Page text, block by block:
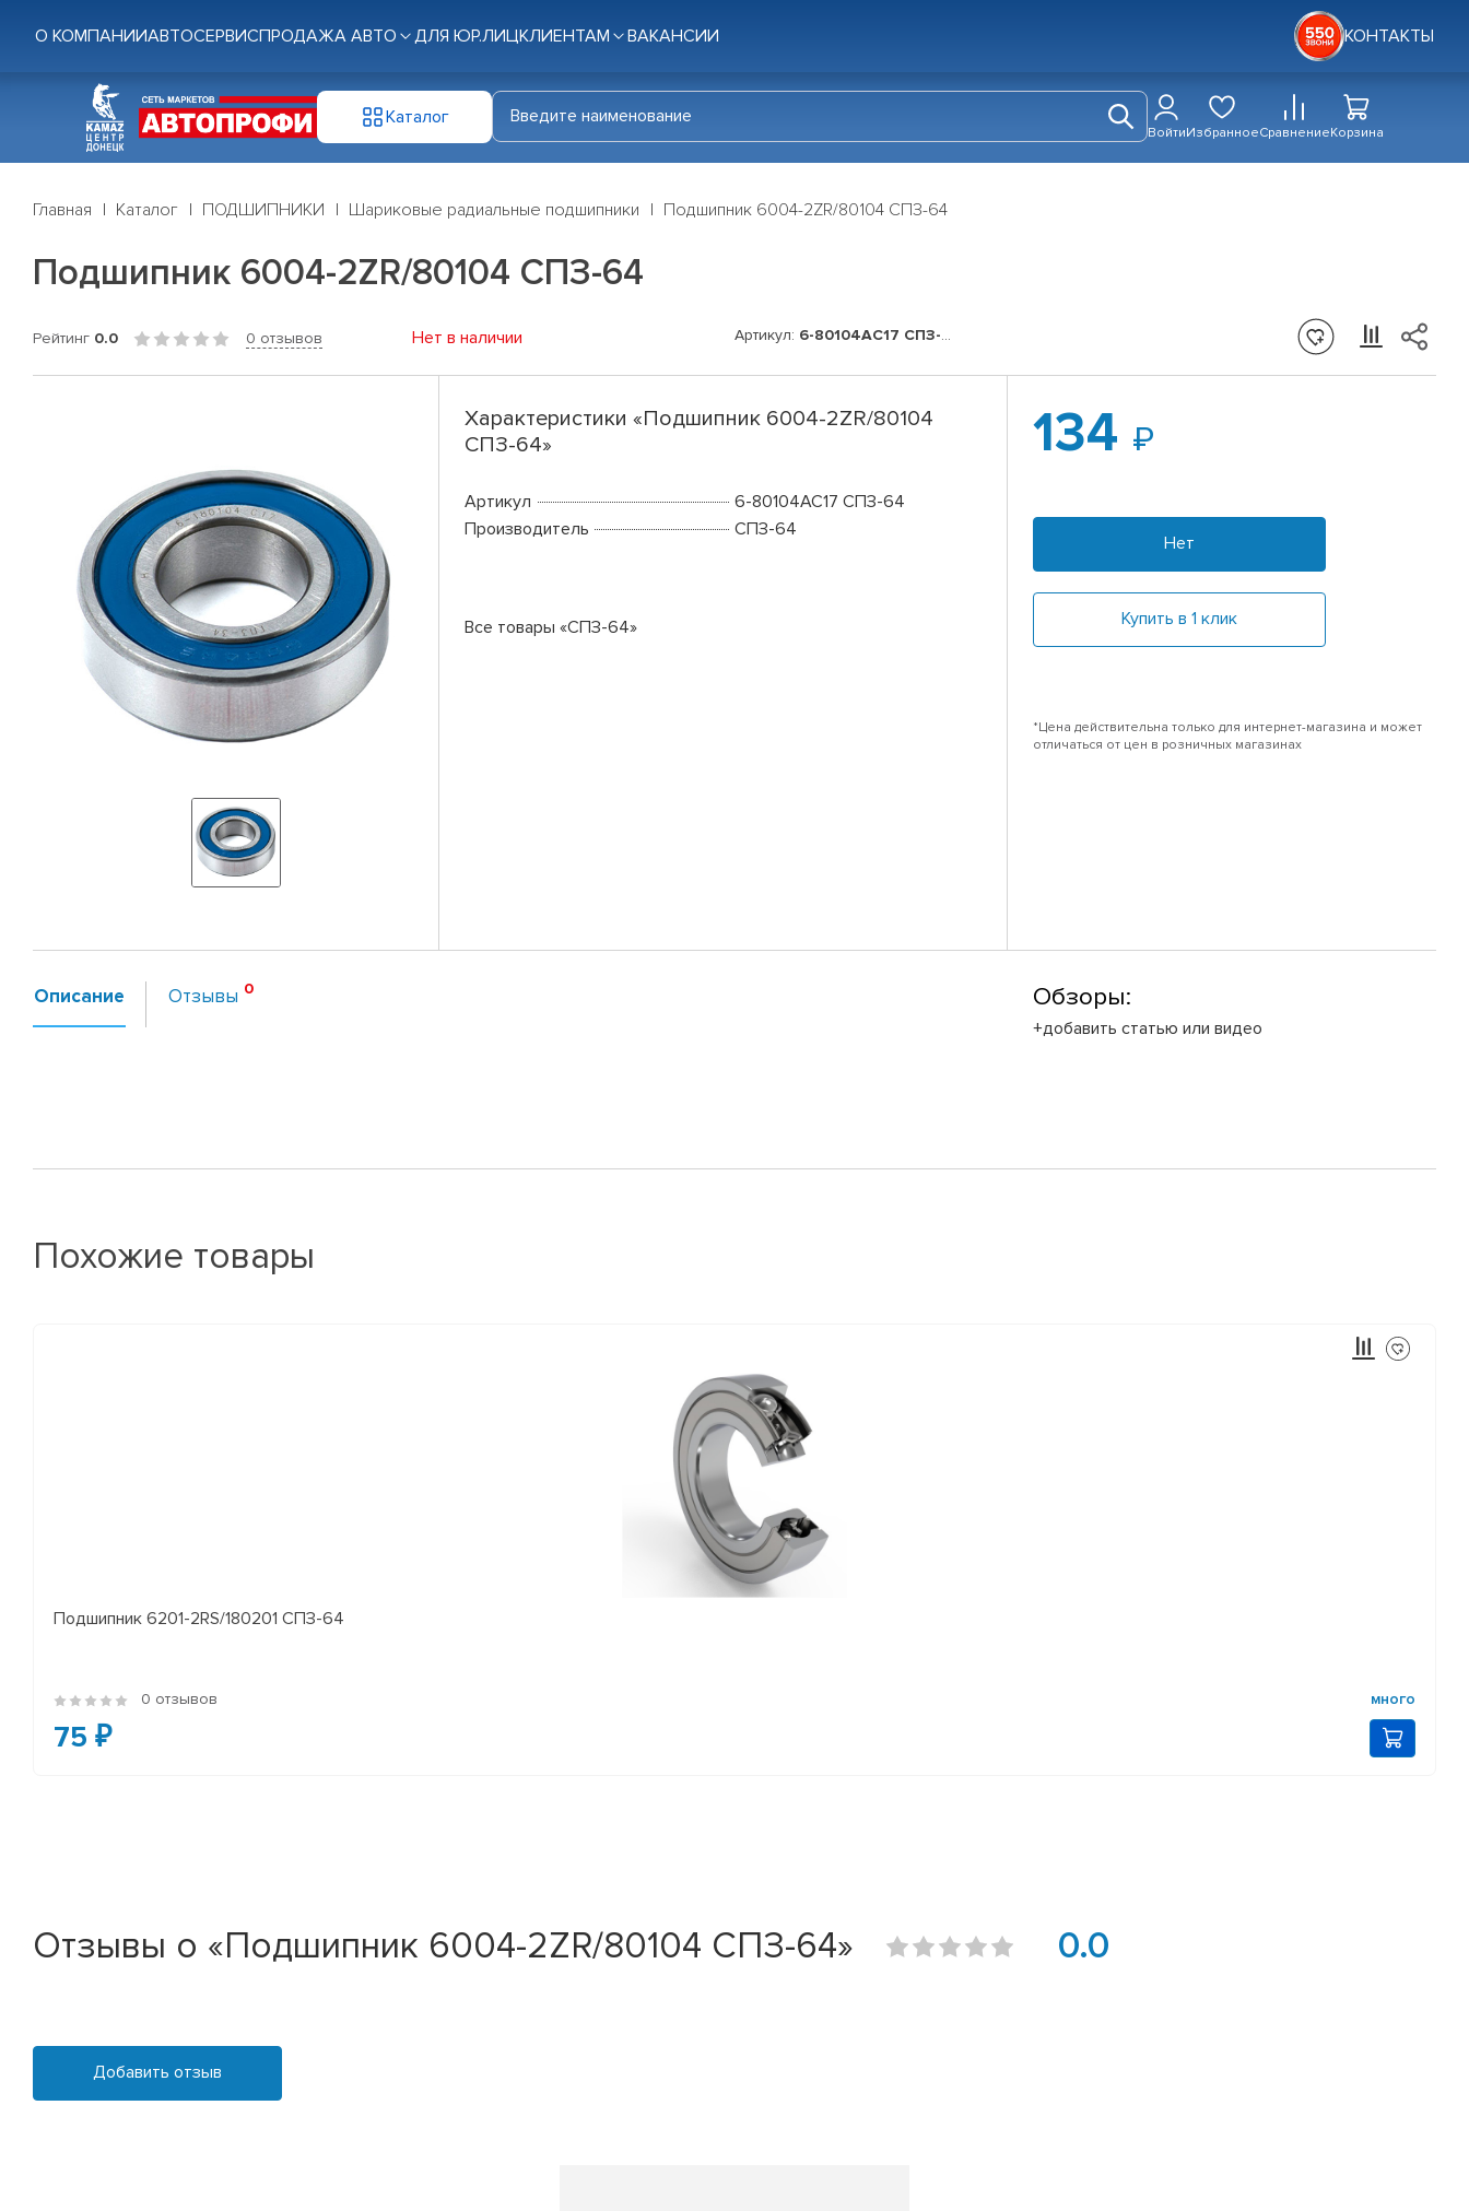
О КОМПАНИИАВТОСЕРВИСПРОДАЖА АВТО ДЛЯ ЮР.ЛИЦКЛИЕНТАМ ВАКАНСИИ КОНТАКТЫ
Каталог
ВойтиИзбранноеСравнениеКорзина
Главная Каталог ПОДШИПНИКИ Шариковые радиальные подшипники Подшипник 6004-2ZR/80104 СПЗ-64
Подшипник 6004-2ZR/80104 СПЗ-64
Рейтинг 0.0 0 отзывов Нет в наличии Артикул: 6-80104АС17 СПЗ-64
Характеристики «Подшипник 6004-2ZR/80104
СПЗ-64»
Артикул
6-80104АС17 СПЗ-64
Производитель
СПЗ-64
Все товары «СПЗ-64»
134
Нет
Купить в 1 клик
*Цена действительна только для интернет-магазина и может
отличаться от цен в розничных магазинах
Описание Отзывы Обзоры:
+добавить статью или видео
Похожие товары
Подшипник 6201-2RS/180201 СПЗ-64
0 отзывов много
75 ₽
Отзывы о «Подшипник 6004-2ZR/80104 СПЗ-64» 0.0
Добавить отзыв